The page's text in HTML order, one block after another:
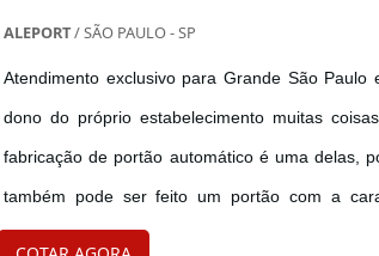
ALEPORT/ SÃO PAULO - SP
Atendimento exclusivo para Grande São
dono do próprio estabelecimento muitas
fabricação de portão automático é uma delas,
também pode ser feito um portão com a
específicos.VANTAGENS E BENEFÍCIOS